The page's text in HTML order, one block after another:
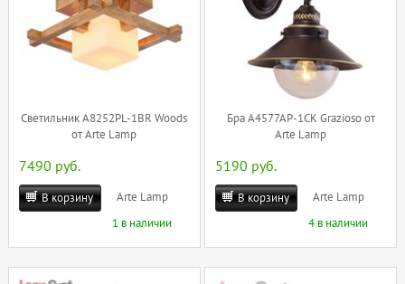
Светильник A8252PL-1BR Woods
от Arte Lamp
7490 руб.
В корзину
Arte Lamp
1 в наличии
Бра A4577AP-1CK Grazioso от
Arte Lamp
5190 руб.
В корзину
Arte Lamp
4 в наличии